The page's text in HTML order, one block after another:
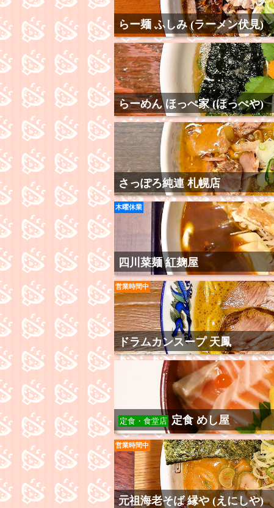
らー麺 ふしみ (ラーメン伏見)
らーめん ほっぺ家 (ほっぺや)
さっぽろ純連 札幌店
四川菜麺 紅麹屋
木曜休業
ドラムカンスープ 天鳳
営業時間中
定食・食堂店 定食 めし屋
元祖海老そば 縁や (えにしや)
営業時間中